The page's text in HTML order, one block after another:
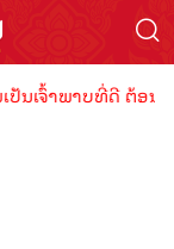
ນເຈົ້າພາບທີ່ດີ ຕ້ອນ